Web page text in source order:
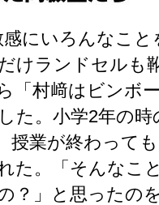
にいろんなこと
けランドセルも
「村﨑はビンボ
た。小学2年の時
授業が終わって
た。「そんなこ
？」と思ったの